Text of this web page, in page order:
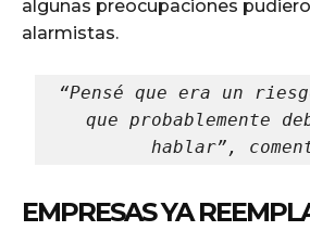
algunas preocupaciones
alarmistas.
“Pensé que era un
que probablemente
hablar”,
EMPRESAS YA